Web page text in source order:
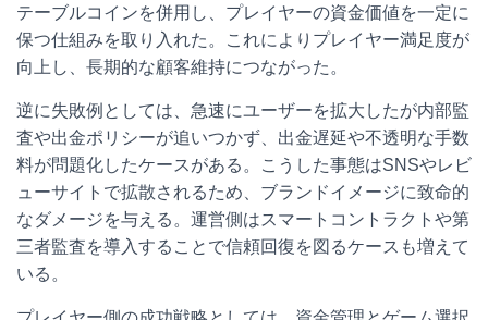
テーブルコインを併用し、プレイヤーの資金価値を一定に
保つ仕組みを取り入れた。これによりプレイヤー満足度が
向上し、長期的な顧客維持につながった。
逆に失敗例としては、急速にユーザーを拡大したが内部監
査や出金ポリシーが追いつかず、出金遅延や不透明な手数
料が問題化したケースがある。こうした事態はSNSやレビ
ューサイトで拡散されるため、ブランドイメージに致命的
なダメージを与える。運営側はスマートコントラクトや第
三者監査を導入することで信頼回復を図るケースも増えて
いる。